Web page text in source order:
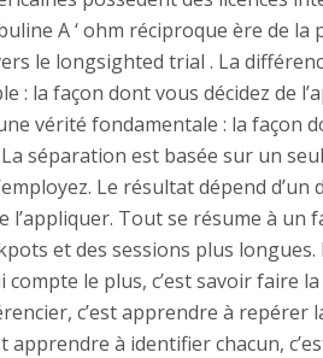
A ‘ ohm réciproque ère de
le longsighted trial . La
: la façon dont vous décidez de
vérité fondamentale : la façon
séparation est basée sur un
Le résultat dépend
Tout se résume à
et des sessions plus
le plus, c’est savoir faire
c’est apprendre à repérer
à identifier chacun,